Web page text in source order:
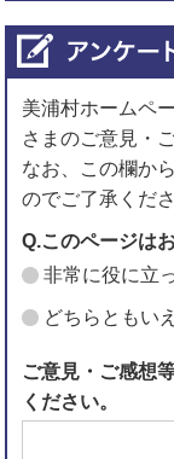
美浦村ホームペ
さまのご意見・
なお、この欄か
のでご了承くださ
Q.このページは
非常に役に立
どちらともい
ご意見・ご感想
ください。